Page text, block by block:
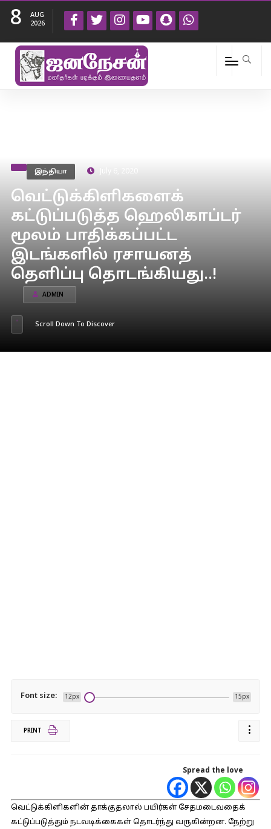
8
AUG
2026
இந்தியா
வெட்டுக்கிளிகளைக்
கட்டுப்படுத்த ஹெலிகாப்டர்
மூலம் பாதிக்கப்பட்ட
இடங்களில் ரசாயனத்
தெளிப்பு தொடங்கியது..!
ADMIN
Scroll Down To Discover
Font size: 12px 15px
PRINT
Spread the love
வெட்டுக்கிளிகளின் தாக்குதலால் பயிர்கள் சேதமடைவதைக்
கட்டுப்படுத்தும் நடவடிக்கைகள் தொடர்ந்து வருகின்றன. நேற்று